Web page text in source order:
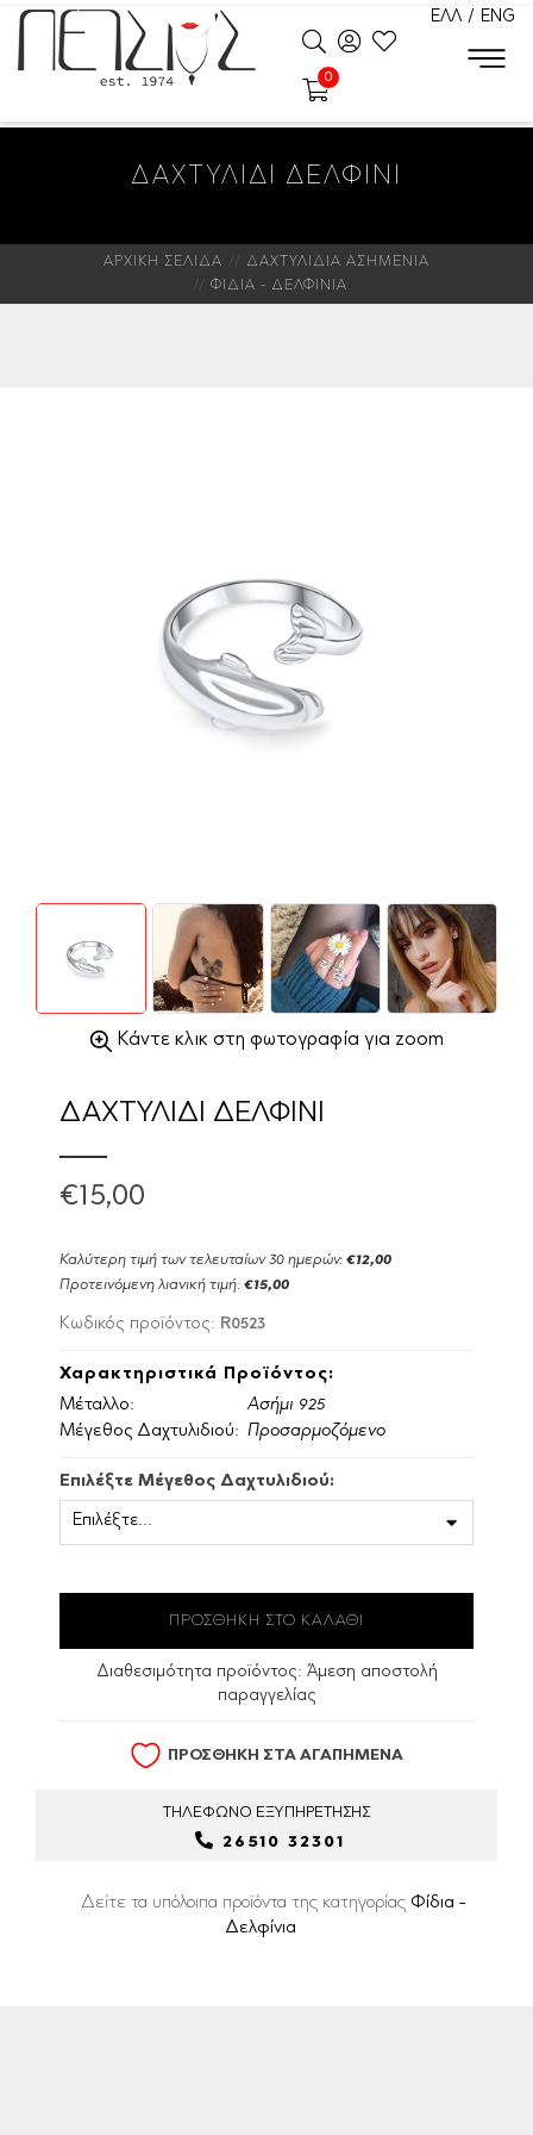
ΕΛΛ / ENG
0
ΔΑΧΤΥΛΙΔΙ ΔΕΛΦΙΝΙ
ΑΡΧΙΚΗ ΣΕΛΙΔΑ
ΔΑΧΤΥΛΙΔΙΑ ΑΣΗΜΕΝΙΑ
ΦΙΔΙΑ - ΔΕΛΦΙΝΙΑ
Κάντε κλικ στη φωτογραφία για zoom
ΔΑΧΤΥΛΙΔΙ ΔΕΛΦΙΝΙ
€15,00
Καλύτερη τιμή των τελευταίων 30 ημερών: €12,00
Προτεινόμενη λιανική τιμή: €15,00
Κωδικός προϊόντος: R0523
Χαρακτηριστικά Προϊόντος:
Μέταλλο:
Ασήμι 925
Μέγεθος Δαχτυλιδιού: Προσαρμοζόμενο
Επιλέξτε Μέγεθος Δαχτυλιδιού:
Διαθεσιμότητα προϊόντος: Άμεση αποστολή
παραγγελίας
ΠΡΟΣΘΗΚΗ ΣΤΑ ΑΓΑΠΗΜΕΝΑ
ΤΗΛΕΦΩΝΟ ΕΞΥΠΗΡΕΤΗΣΗΣ
26510 32301
Δείτε τα υπόλοιπα προϊόντα της κατηγορίας Φίδια -
Δελφίνια